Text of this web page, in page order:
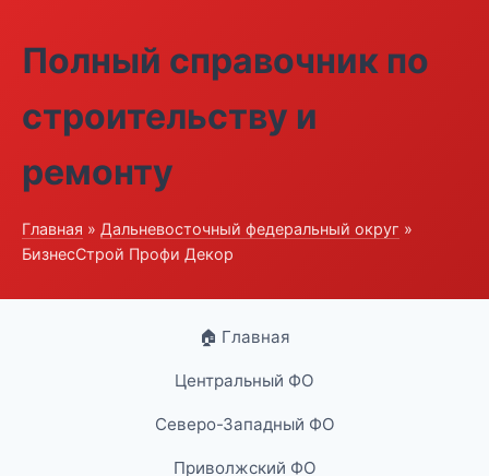
Полный справочник по
строительству и
ремонту
Главная » Дальневосточный федеральный округ »
БизнесСтрой Профи Декор
🏠 Главная
Центральный ФО
Северо-Западный ФО
Приволжский ФО